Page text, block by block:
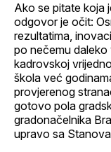
Ako se pitate koja
odgovor je očit:
rezultatima,
po nečemu daleko
kadrovskoj
škola već
provjerenog
gotovo pola
gradonačelnika
upravo sa